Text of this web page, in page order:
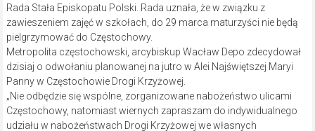
Rada Stała Episkopatu Polski. Rada uznała, że w związku z
zawieszeniem zajęć w szkołach, do 29 marca maturzyści nie będą
pielgrzymować do Częstochowy.
Metropolita częstochowski, arcybiskup Wacław Depo zdecydował
dzisiaj o odwołaniu planowanej na jutro w Alei Najświętszej Maryi
Panny w Częstochowie Drogi Krzyżowej.
„Nie odbędzie się wspólne, zorganizowane nabożeństwo ulicami
Częstochowy, natomiast wiernych zapraszam do indywidualnego
udziału w nabożeństwach Drogi Krzyżowej we własnych